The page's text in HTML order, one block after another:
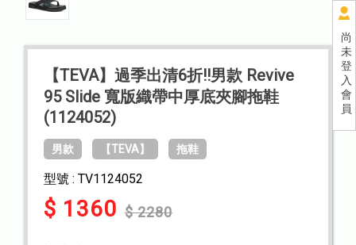
尚
未
登
入
會
員
【TEVA】過季出清6折!!男款 Revive
95 Slide 寬版織帶中厚底夾腳拖鞋
(1124052)
男款 【TEVA】 拖鞋
型號 : TV1124052
$ 1360 $ 2280